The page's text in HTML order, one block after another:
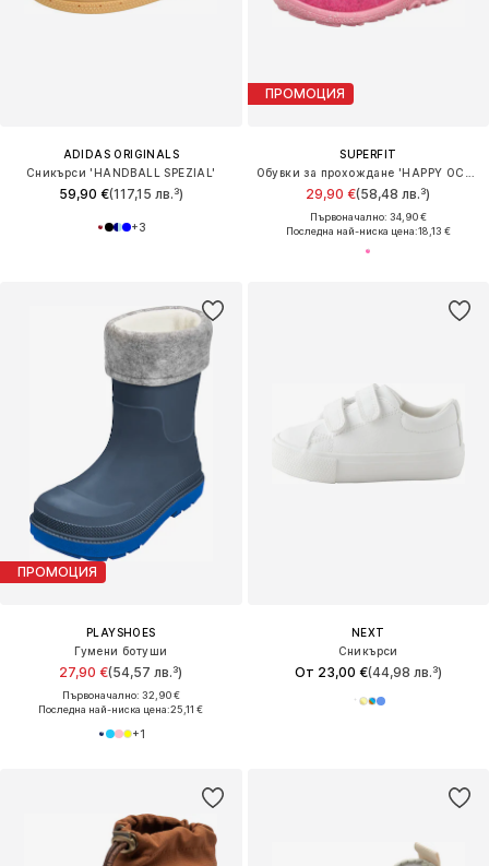
ADIDAS ORIGINALS
Сникърси 'HANDBALL SPEZIAL'
59,90 €(117,15 лв.³)
+3
ПРОМОЦИЯ
SUPERFIT
29,90 €(58,48 лв.³)
Първоначално: 34,90 €
Последна най-ниска цена:18,13 €
ПРОМОЦИЯ
PLAYSHOES
Гумени ботуши
27,90 €(54,57 лв.³)
Първоначално: 32,90 €
Последна най-ниска цена:25,11 €
+1
NEXT
Сникърси
От 23,00 €(44,98 лв.³)